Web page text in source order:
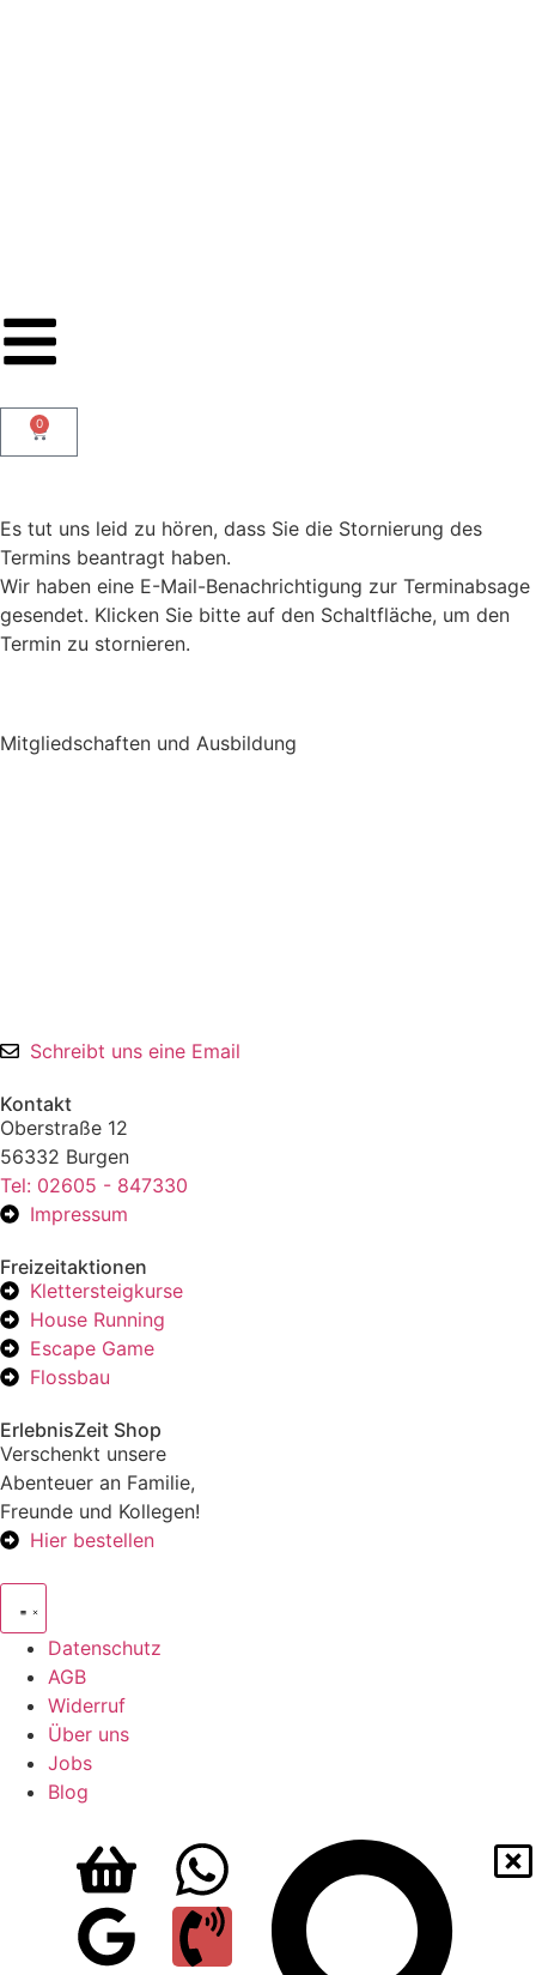
0
Es tut uns leid zu hören, dass Sie die Stornierung des
Termins beantragt haben.
Wir haben eine E-Mail-Benachrichtigung zur Terminabsage
gesendet. Klicken Sie bitte auf den Schaltfläche, um den
Termin zu stornieren.
Mitgliedschaften und Ausbildung
Schreibt uns eine Email
Kontakt
Oberstraße 12
56332 Burgen
Tel: 02605 - 847330
Impressum
Freizeitaktionen
Klettersteigkurse
House Running
Escape Game
Flossbau
ErlebnisZeit Shop
Verschenkt unsere
Abenteuer an Familie,
Freunde und Kollegen!
Hier bestellen
Datenschutz
AGB
Widerruf
Über uns
Jobs
Blog